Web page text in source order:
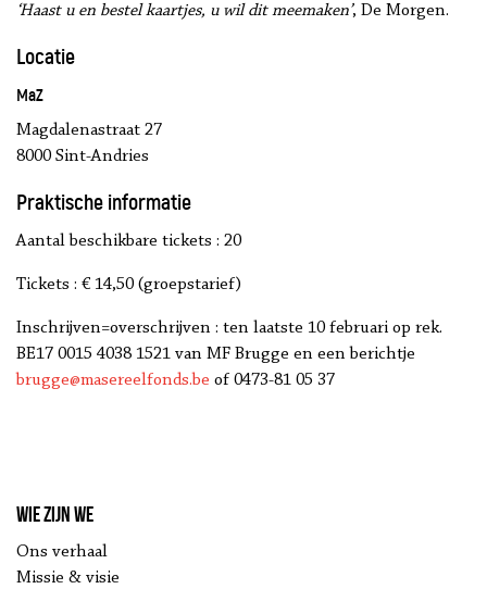
‘Haast u en bestel kaartjes, u wil dit meemaken’, De Morgen.
Locatie
MaZ
Magdalenastraat 27
8000 Sint-Andries
Praktische informatie
Aantal beschikbare tickets : 20
Tickets : € 14,50 (groepstarief)
Inschrijven=overschrijven : ten laatste 10 februari op rek.
BE17 0015 4038 1521 van MF Brugge en een berichtje
brugge@masereelfonds.be of 0473-81 05 37
Wie zijn we
Ons verhaal
Missie & visie